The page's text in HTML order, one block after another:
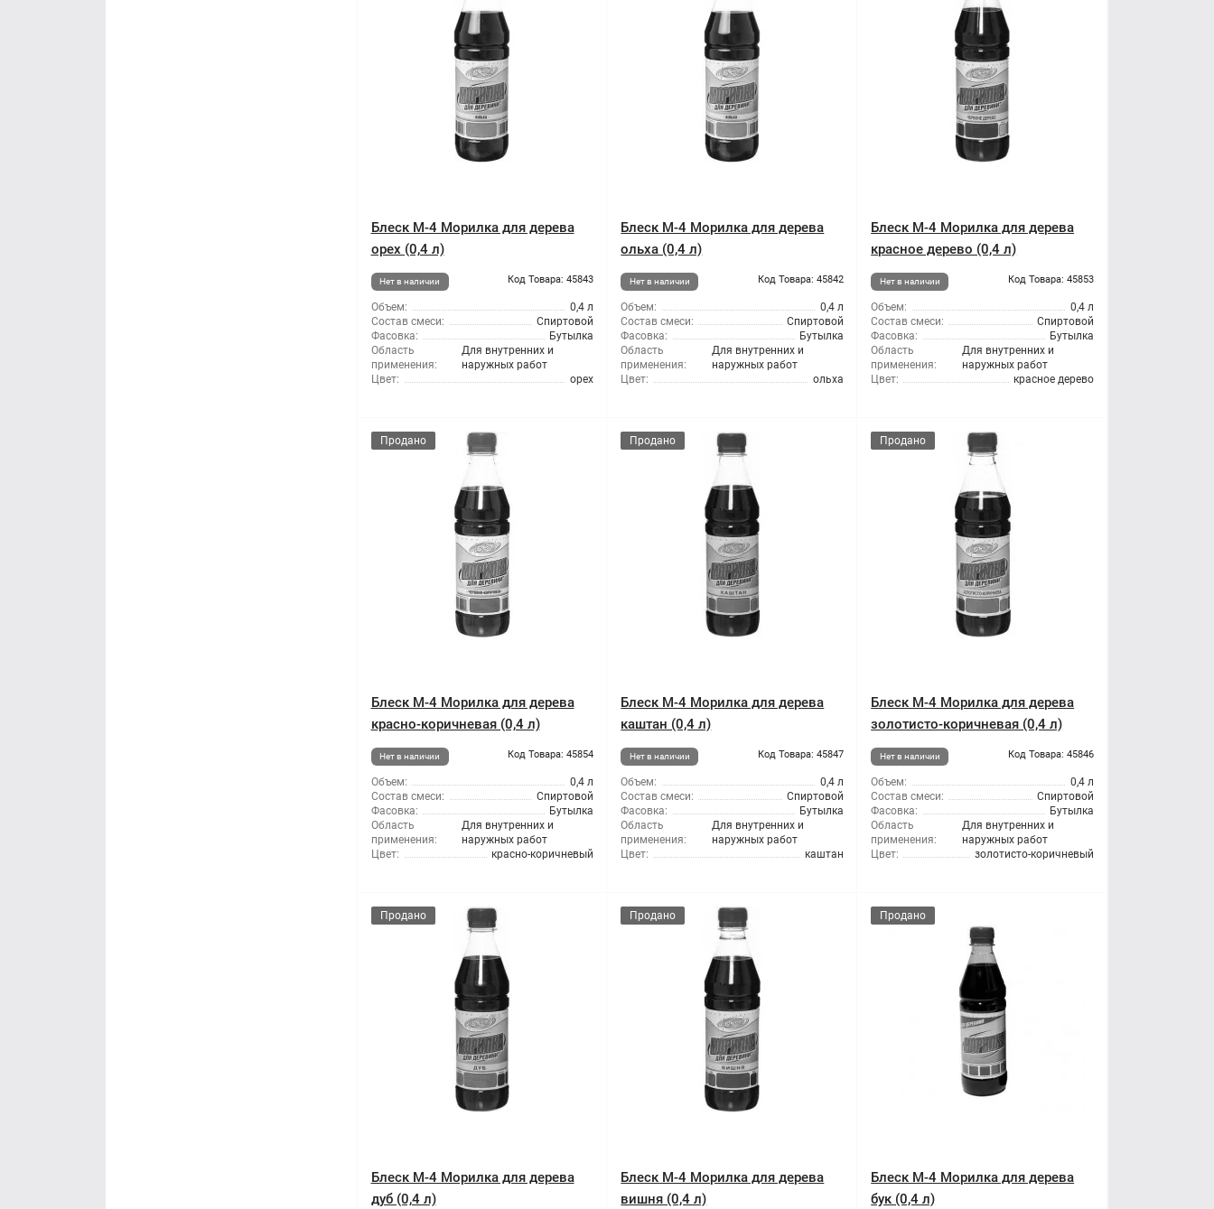
Блеск М-4 Морилка для дерева
орех (0,4 л)
Нет в наличии Код Товара: 45843
Объем:
0,4 л
Состав смеси:
Спиртовой
Фасовка:
Бутылка
Область
применения:
Для внутренних и
наружных работ
Цвет:
орех
Блеск М-4 Морилка для дерева
ольха (0,4 л)
Нет в наличии Код Товара: 45842
Объем:
0,4 л
Состав смеси:
Спиртовой
Фасовка:
Бутылка
Область
применения:
Для внутренних и
наружных работ
Цвет:
ольха
Блеск М-4 Морилка для дерева
красное дерево (0,4 л)
Нет в наличии Код Товара: 45853
Объем:
0,4 л
Состав смеси:
Спиртовой
Фасовка:
Бутылка
Область
применения:
Для внутренних и
наружных работ
Цвет:
красное дерево
Продано
Блеск М-4 Морилка для дерева
красно-коричневая (0,4 л)
Нет в наличии Код Товара: 45854
Объем:
0,4 л
Состав смеси:
Спиртовой
Фасовка:
Бутылка
Область
применения:
Для внутренних и
наружных работ
Цвет:
красно-коричневый
Продано
Блеск М-4 Морилка для дерева
каштан (0,4 л)
Нет в наличии Код Товара: 45847
Объем:
0,4 л
Состав смеси:
Спиртовой
Фасовка:
Бутылка
Область
применения:
Для внутренних и
наружных работ
Цвет:
каштан
Продано
Блеск М-4 Морилка для дерева
золотисто-коричневая (0,4 л)
Нет в наличии Код Товара: 45846
Объем:
0,4 л
Состав смеси:
Спиртовой
Фасовка:
Бутылка
Область
применения:
Для внутренних и
наружных работ
Цвет:
золотисто-коричневый
Продано
Блеск М-4 Морилка для дерева
дуб (0,4 л)
Продано
Блеск М-4 Морилка для дерева
вишня (0,4 л)
Продано
Блеск М-4 Морилка для дерева
бук (0,4 л)